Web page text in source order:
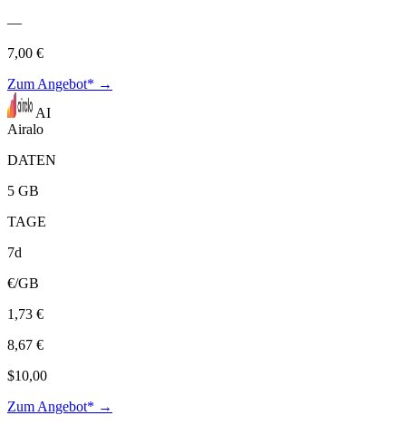
—
7,00 €
Zum Angebot* →
AI
Airalo
DATEN
5 GB
TAGE
7d
€/GB
1,73 €
8,67 €
$10,00
Zum Angebot* →